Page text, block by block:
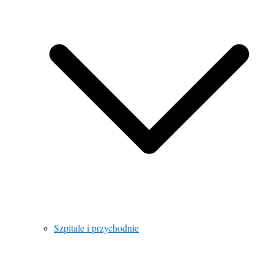
Szpitale i przychodnie